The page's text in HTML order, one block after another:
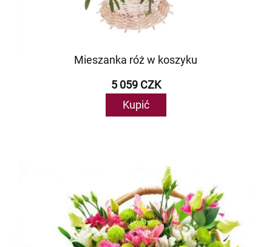
Mieszanka róż w koszyku
5 059 CZK
Kupić